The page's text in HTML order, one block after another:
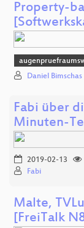
Property-
Daniel Bimschas
Fabi über
Minuten-
2019-02-13
Fabi
Malte,
[FreiTalk